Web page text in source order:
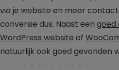
via je website en meer
conversie dus. Naast een goed
WordPress website of
natuurlijk ook goed gevonden